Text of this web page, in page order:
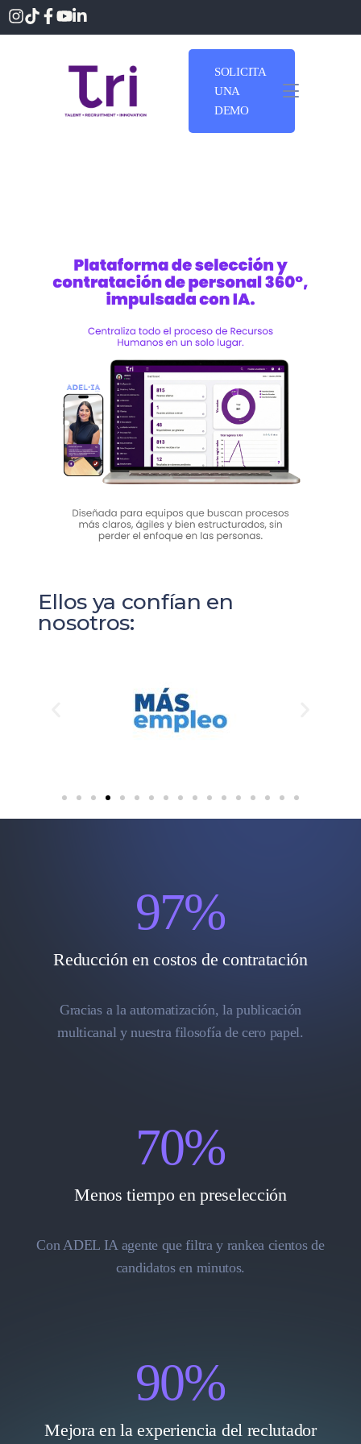
SOLICITA
UNA
DEMO
Ellos ya confían en
nosotros:
97%
Reducción en costos de contratación
Gracias a la automatización, la publicación
multicanal y nuestra filosofía de cero papel.
70%
Menos tiempo en preselección
Con ADEL IA agente que filtra y rankea cientos de
candidatos en minutos.
90%
Mejora en la experiencia del reclutador